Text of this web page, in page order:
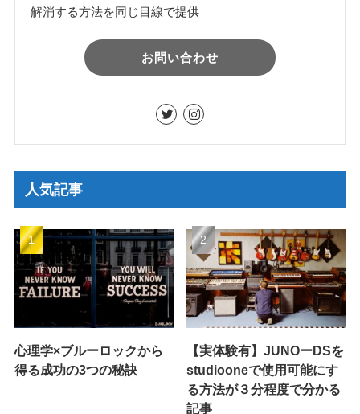
解消する方法を同じ目線で提供
お問い合わせ
人気記事
心理学×ブルーロックから
得る成功の3つの秘訣
【実体験有】JUNOーDSを
studiooneで使用可能にす
る方法が３分程度で分かる
記事